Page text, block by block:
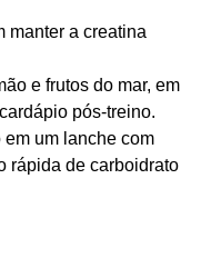
manter a creatina
e frutos do mar, em
pós-treino.
um lanche com
rápida de carboidrato